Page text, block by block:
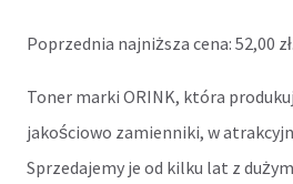
Poprzednia najniższa cena: 52,00 zł
Toner marki ORINK, która
jakościowo zamienniki, w
Sprzedajemy je od kilku lat z